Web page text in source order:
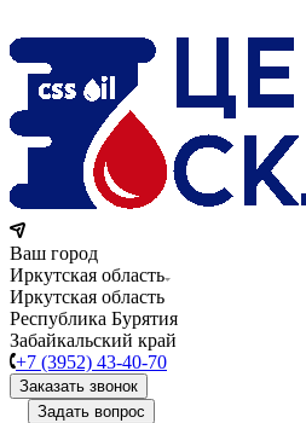
Ваш город
Иркутская область
Иркутская область
Республика Бурятия
Забайкальский край
+7 (3952) 43-40-70
Заказать звонок
Задать вопрос